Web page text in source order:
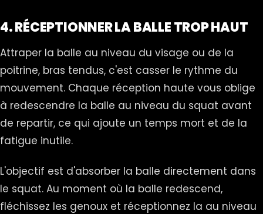
4. RÉCEPTIONNER LA BALLE TROP HAUT
Attraper la balle au niveau du visage ou de la
poitrine, bras tendus, c'est casser le rythme du
mouvement. Chaque réception haute vous oblige
à redescendre la balle au niveau du squat avant
de repartir, ce qui ajoute un temps mort et de la
fatigue inutile.
L'objectif est d'absorber la balle directement dans
le squat. Au moment où la balle redescend,
fléchissez les genoux et réceptionnez la au niveau